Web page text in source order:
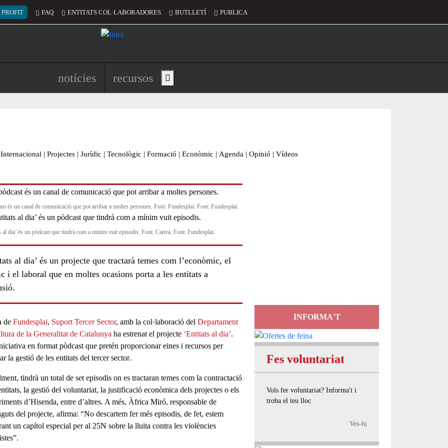
del compte d'usuari
PROFIT FAQ ENTITATS COL·LABORADORES BUTLLETÍ PUBLICA
Navegació principal de l'encapçalament
notícies recursos Show main menu
Internacional | Projectes | Jurídic | Tecnològic | Formació | Econòmic | Agenda | Opinió | Vídeos
és un canal de comunicació que pot arribar a moltes persones. Font: Fundesplai. Font: Fundesplai.
al dia’ és un pòdcast que tindrà com a mínim vuit episodis. Font: Canva. Font: Fundesplai.
al dia’ és un projecte que tractarà temes com l’econòmic, el
i el laboral que en moltes ocasions porta a les entitats a
de Fundesplai, Suport Tercer Sector, amb la col·laboració del Departament
de la Generalitat de Catalunya ha estrenat el projecte ‘Entitats al dia’.
en format pòdcast que pretén proporcionar eines i recursos per
la gestió de les entitatsdel tercer sector.
tindrà un total de set episodis on es tractaran temes com la contractació
la gestió del voluntariat, la justificació econòmica dels projectes o els
d’Hisenda, entre d’altres. A més, Àfrica Miró, responsable de
del projecte, afirma: “No descartem fer més episodis, de fet, estem
un capítol especial per al 25N sobre la lluita contra les violències
”.
INFORMA'T
Fes voluntariat
Vols fer voluntariat? Informa't i
troba el teu lloc
Ves-hi